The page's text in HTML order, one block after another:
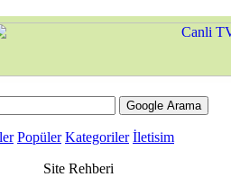
Popüler Kategoriler İletisim
Site Rehberi